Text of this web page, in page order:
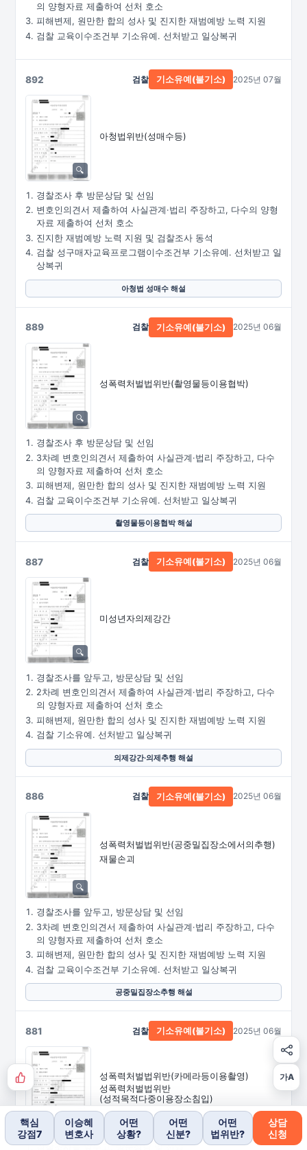
의 양형자료 제출하여 선처 호소
피해변제, 원만한 합의 성사 및 진지한 재범예방 노력 지원
검찰 교육이수조건부 기소유예. 선처받고 일상복귀
892
아청법위반(성매수등)
검찰 기소유예(불기소) 2025년 07월
경찰조사 후 방문상담 및 선임
변호인의견서 제출하여 사실관계·법리 주장하고, 다수의 양형
자료 제출하여 선처 호소
진지한 재범예방 노력 지원 및 검찰조사 동석
검찰 성구매자교육프로그램이수조건부 기소유예. 선처받고 일
상복귀
아청법 성매수 해설
889
성폭력처벌법위반(촬영물등이용협박)
검찰 기소유예(불기소) 2025년 06월
경찰조사 후 방문상담 및 선임
3차례 변호인의견서 제출하여 사실관계·법리 주장하고, 다수
의 양형자료 제출하여 선처 호소
피해변제, 원만한 합의 성사 및 진지한 재범예방 노력 지원
검찰 교육이수조건부 기소유예. 선처받고 일상복귀
촬영물등이용협박 해설
887
미성년자의제강간
검찰 기소유예(불기소) 2025년 06월
경찰조사를 앞두고, 방문상담 및 선임
2차례 변호인의견서 제출하여 사실관계·법리 주장하고, 다수
의 양형자료 제출하여 선처 호소
피해변제, 원만한 합의 성사 및 진지한 재범예방 노력 지원
검찰 기소유예. 선처받고 일상복귀
의제강간·의제추행 해설
886
성폭력처벌법위반(공중밀집장소에서의추행)
재물손괴
검찰 기소유예(불기소) 2025년 06월
경찰조사를 앞두고, 방문상담 및 선임
3차례 변호인의견서 제출하여 사실관계·법리 주장하고, 다수
의 양형자료 제출하여 선처 호소
피해변제, 원만한 합의 성사 및 진지한 재범예방 노력 지원
검찰 교육이수조건부 기소유예. 선처받고 일상복귀
공중밀집장소추행 해설
881
성폭력처벌법위반(카메라등이용촬영)
성폭력처벌법위반
(성적목적다중이용장소침입)
검찰 기소유예(불기소) 2025년 06월
경찰조사를 앞두고, 방문상담 및 선임
가A
핵심
강점7
이승혜
변호사
어떤
상황?
어떤
신분?
어떤
법위반?
상담
신청